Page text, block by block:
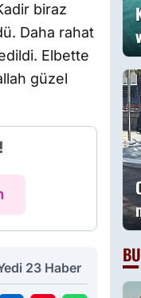
biraz
Daha rahat
Elbette
güzel
23 Haber